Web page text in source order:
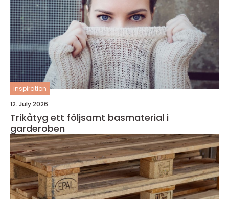
inspiration
12. July 2026
Trikåtyg ett följsamt basmaterial i
garderoben